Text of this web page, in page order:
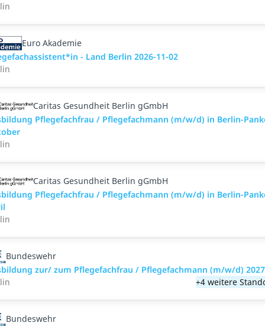
Euro Akademie
- Land Berlin 2026-11-02
Caritas Gesundheit Berlin gGmbH
Pflegefachfrau / Pflegefachmann (m/w/d) in Berlin-
Caritas Gesundheit Berlin gGmbH
Pflegefachfrau / Pflegefachmann (m/w/d) in Berlin-
Bundeswehr
zur/ zum Pflegefachfrau / Pflegefachmann (m/w/d) 2027
+4 weitere
Bundeswehr